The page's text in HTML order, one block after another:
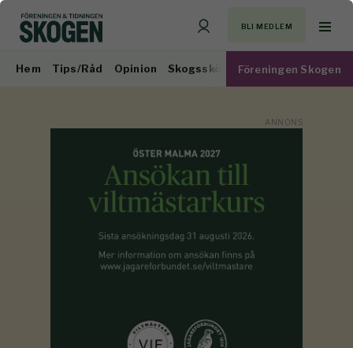
BLI MEDLEM
Hem Tips/Råd Opinion Skogsskötsel Virkesmarknad
Föreningen Skogen